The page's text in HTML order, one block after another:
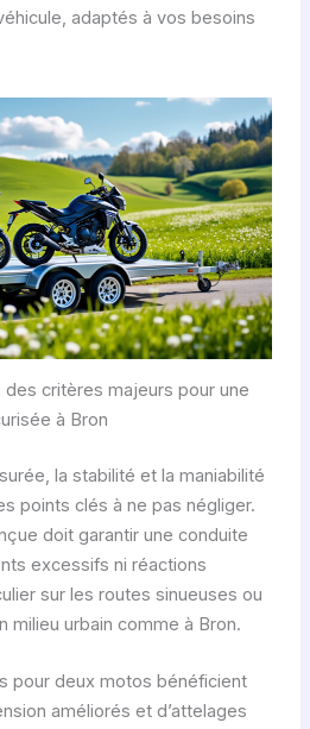
adaptés à vos besoins
critères majeurs pour une
à Bron
la stabilité et la maniabilité
points clés à ne pas négliger.
doit garantir une conduite
excessifs ni réactions
sur les routes sinueuses ou
urbain comme à Bron.
pour deux motos bénéficient
améliorés et d’attelages